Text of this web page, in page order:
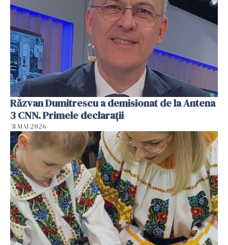
Răzvan Dumitrescu a demisionat de la Antena
3 CNN. Primele declarații
31 MAI 2026